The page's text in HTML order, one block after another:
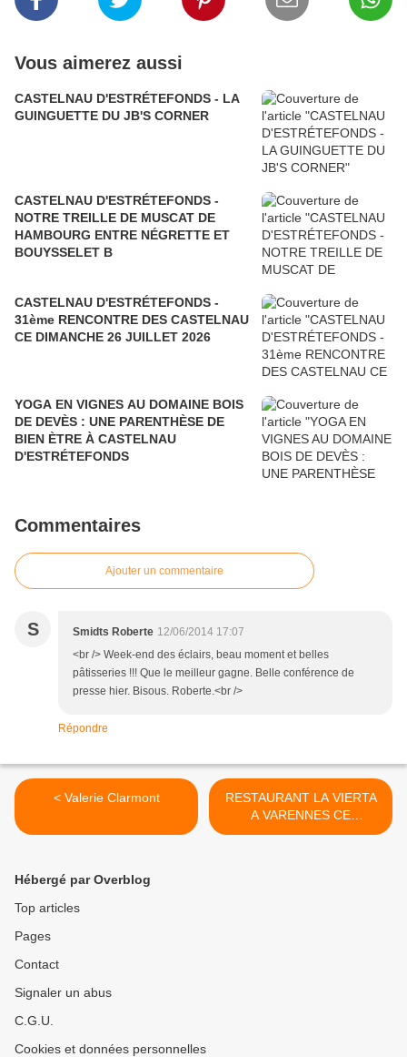
Vous aimerez aussi
CASTELNAU D'ESTRÉTEFONDS - LA
GUINGUETTE DU JB'S CORNER
CASTELNAU D'ESTRÉTEFONDS -
NOTRE TREILLE DE MUSCAT DE
HAMBOURG ENTRE NÉGRETTE ET
BOUYSSELET B
CASTELNAU D'ESTRÉTEFONDS -
31ème RENCONTRE DES CASTELNAU
CE DIMANCHE 26 JUILLET 2026
YOGA EN VIGNES AU DOMAINE BOIS
DE DEVÈS : UNE PARENTHÈSE DE
BIEN ÈTRE À CASTELNAU
D'ESTRÉTEFONDS
Commentaires
Ajouter un commentaire
S Smidts Roberte 12/06/2014 17:07
<br /> Week-end des éclairs, beau moment et belles
pâtisseries !!! Que le meilleur gagne. Belle conférence de
presse hier. Bisous. Roberte.<br />
Répondre
< Valerie Clarmont
RESTAURANT LA VIERTA
A VARENNES CE
VENDREDI 13 JUIN 2014 >
Hébergé par Overblog
Top articles
Pages
Contact
Signaler un abus
C.G.U.
Cookies et données personnelles